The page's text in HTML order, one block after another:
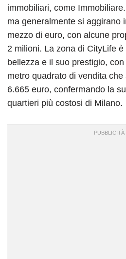
immobiliari, come
ma generalmente si aggirano
mezzo di euro, con alcune
2 milioni. La zona di CityLife
bellezza e il suo prestigio,
metro quadrato di vendita
6.665 euro, confermando la
quartieri più costosi di Milano.